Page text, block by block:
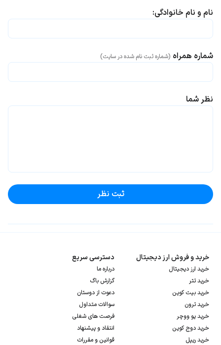
نام و نام خانوادگی:
شماره همراه (شماره ثبت نام شده در سایت)
نظر شما
ثبت نظر
خرید و فروش ارز دیجیتال
خرید ارز دیجیتال
خرید تتر
خرید بیت کوین
خرید ترون
خرید یو ووچر
خرید دوج کوین
خرید ریپل
دسترسی سریع
درباره ما
گزارش باگ
دعوت از دوستان
سوالات متداول
فرصت های شغلی
انتقاد و پیشنهاد
قوانین و مقررات